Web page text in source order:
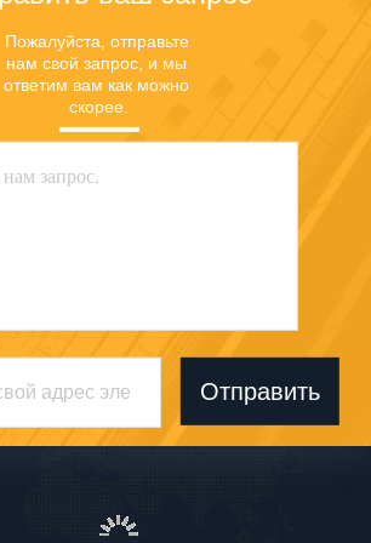
Пожалуйста, отправьте
нам свой запрос, и мы
ответим вам как можно
скорее.
Отправить